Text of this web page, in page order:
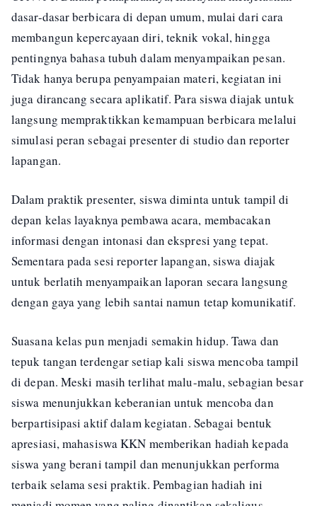
dasar-dasar berbicara di depan umum, mulai dari cara
membangun kepercayaan diri, teknik vokal, hingga
pentingnya bahasa tubuh dalam menyampaikan pesan.
Tidak hanya berupa penyampaian materi, kegiatan ini
juga dirancang secara aplikatif. Para siswa diajak untuk
langsung mempraktikkan kemampuan berbicara melalui
simulasi peran sebagai presenter di studio dan reporter
lapangan.
Dalam praktik presenter, siswa diminta untuk tampil di
depan kelas layaknya pembawa acara, membacakan
informasi dengan intonasi dan ekspresi yang tepat.
Sementara pada sesi reporter lapangan, siswa diajak
untuk berlatih menyampaikan laporan secara langsung
dengan gaya yang lebih santai namun tetap komunikatif.
Suasana kelas pun menjadi semakin hidup. Tawa dan
tepuk tangan terdengar setiap kali siswa mencoba tampil
di depan. Meski masih terlihat malu-malu, sebagian besar
siswa menunjukkan keberanian untuk mencoba dan
berpartisipasi aktif dalam kegiatan. Sebagai bentuk
apresiasi, mahasiswa KKN memberikan hadiah kepada
siswa yang berani tampil dan menunjukkan performa
terbaik selama sesi praktik. Pembagian hadiah ini